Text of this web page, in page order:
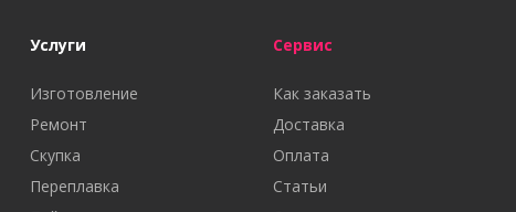
Услуги
Изготовление
Ремонт
Скупка
Переплавка
Сервис
Как заказать
Доставка
Оплата
Статьи